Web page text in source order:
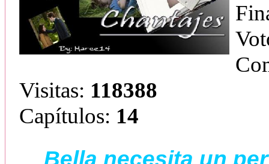
Visitas: 118388
Capítulos: 14
Bella necesita un